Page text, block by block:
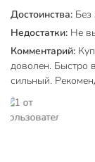
Время полного
Рекомендуемое
Расход, кг/м2
Бренд
Достоинства: Без
Недостатки: Не
Комментарий:
доволен. Быстро
сильный.